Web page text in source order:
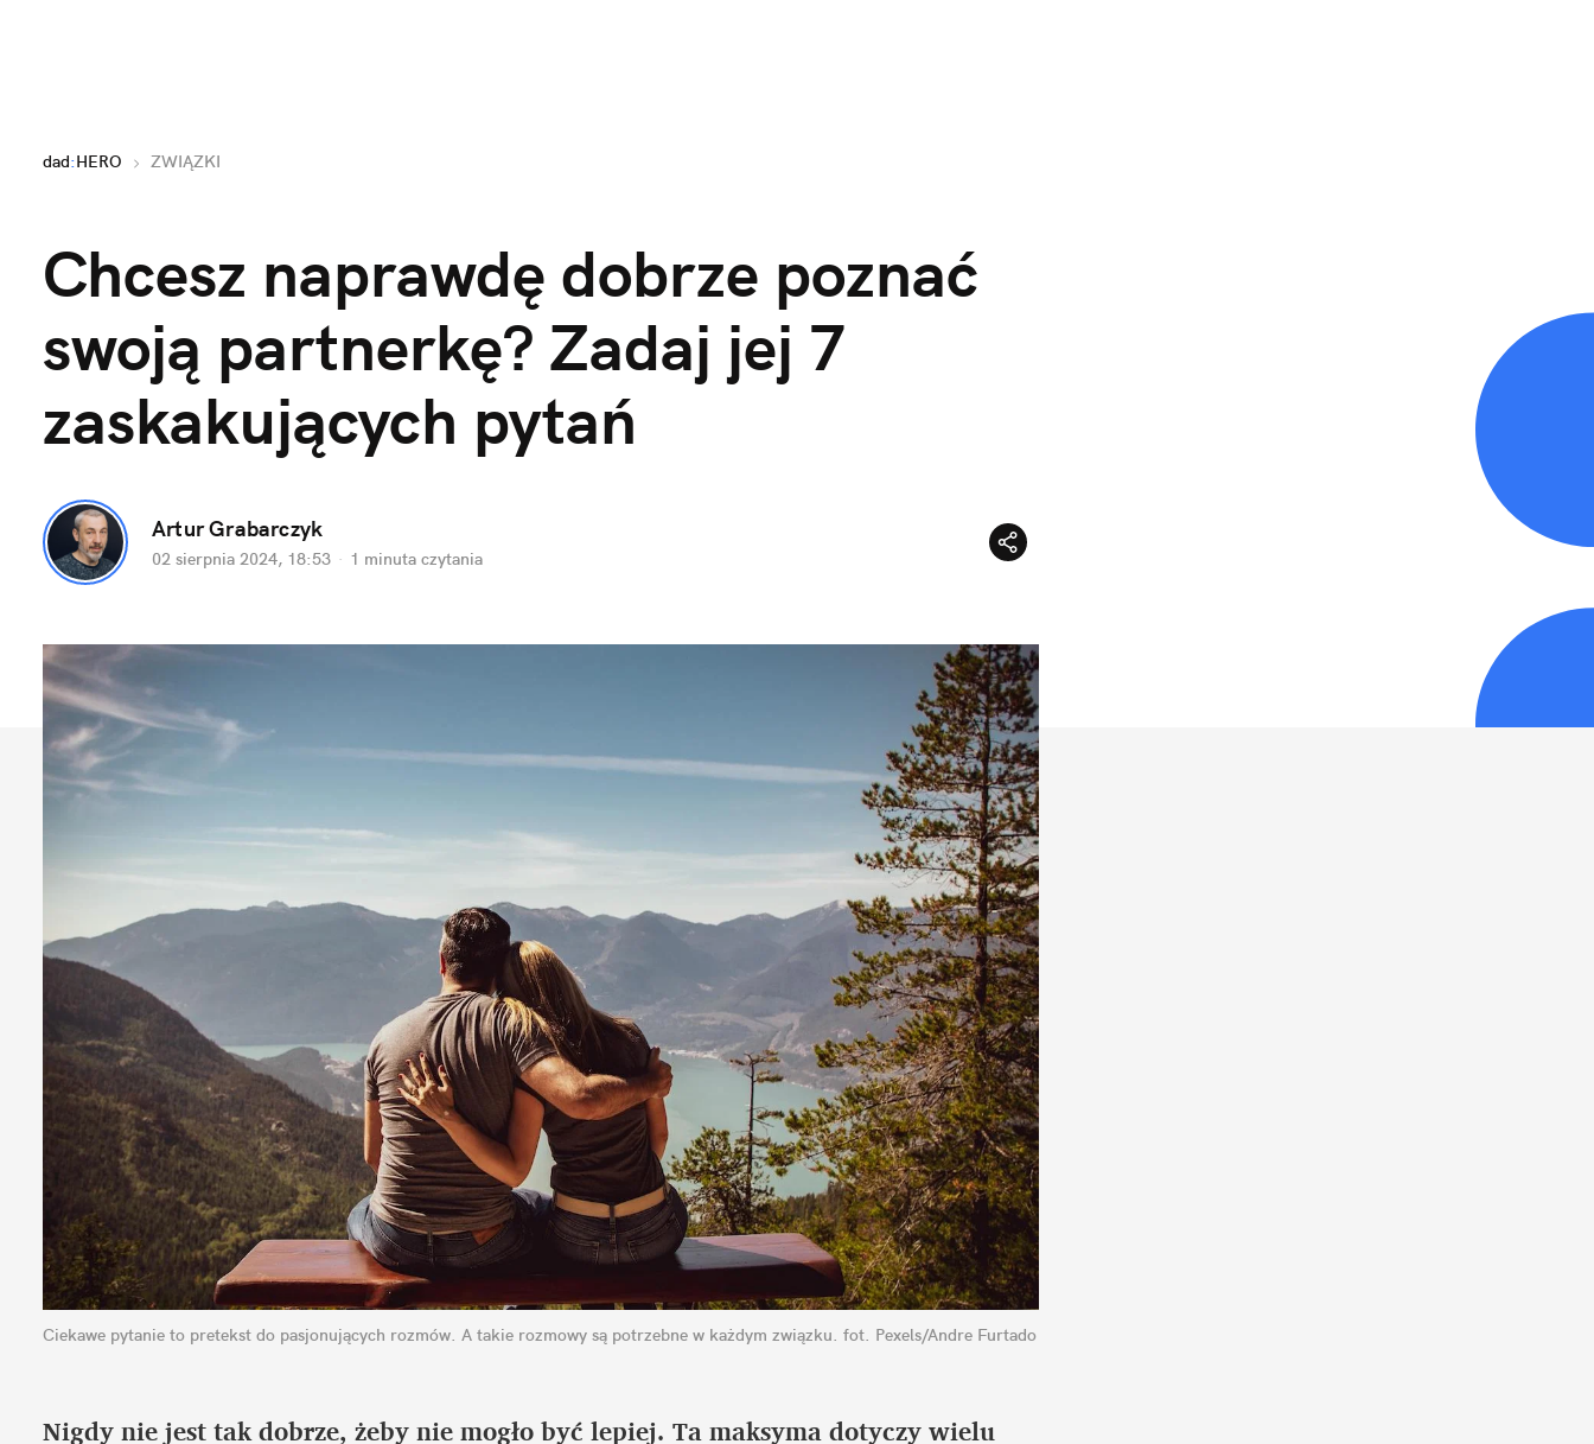
dad:HERO ZWIĄZKI
Chcesz naprawdę dobrze poznać
swoją partnerkę? Zadaj jej 7
zaskakujących pytań
Artur Grabarczyk
02 sierpnia 2024, 18:53 · 1 minuta czytania
Ciekawe pytanie to pretekst do pasjonujących rozmów. A takie rozmowy są potrzebne w każdym związku. fot. Pexels/Andre Furtado
Nigdy nie jest tak dobrze, żeby nie mogło być lepiej. Ta maksyma dotyczy wielu